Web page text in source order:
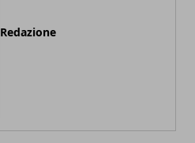
Redazione